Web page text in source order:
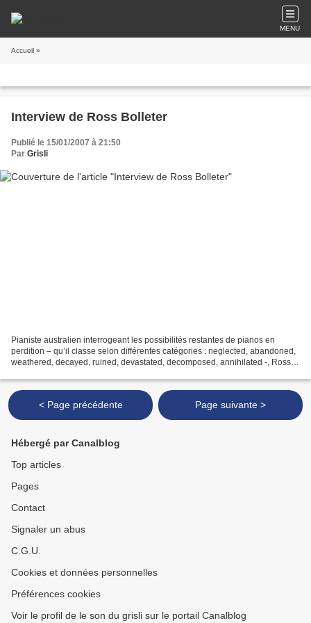
MENU
Accueil »
Interview de Ross Bolleter
Publié le 15/01/2007 à 21:50
Par Grisli
Pianiste australien interrogeant les possibilités restantes de pianos en
perdition – qu’il classe selon différentes catégories : neglected, abandoned,
weathered, decayed, ruined, devastated, decomposed, annihilated -, Ross
< Page précédente Page suivante >
Hébergé par Canalblog
Top articles
Pages
Contact
Signaler un abus
C.G.U.
Cookies et données personnelles
Préférences cookies
Voir le profil de le son du grisli sur le portail Canalblog